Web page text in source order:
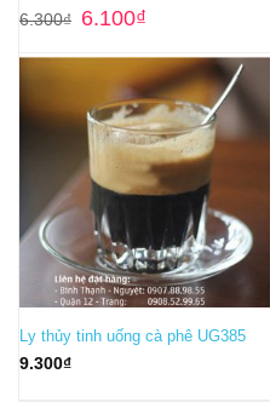
6.300₫ Giá
gốc
6.100₫
là:
6.100₫.
Ly thủy tinh uống cà phê UG385
9.300₫